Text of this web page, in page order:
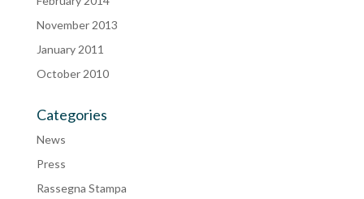
November 2013
January 2011
October 2010
Categories
News
Press
Rassegna Stampa